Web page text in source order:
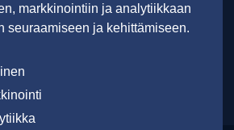
markkinointiin ja analytiikkaan
seuraamiseen ja kehittämiseen.